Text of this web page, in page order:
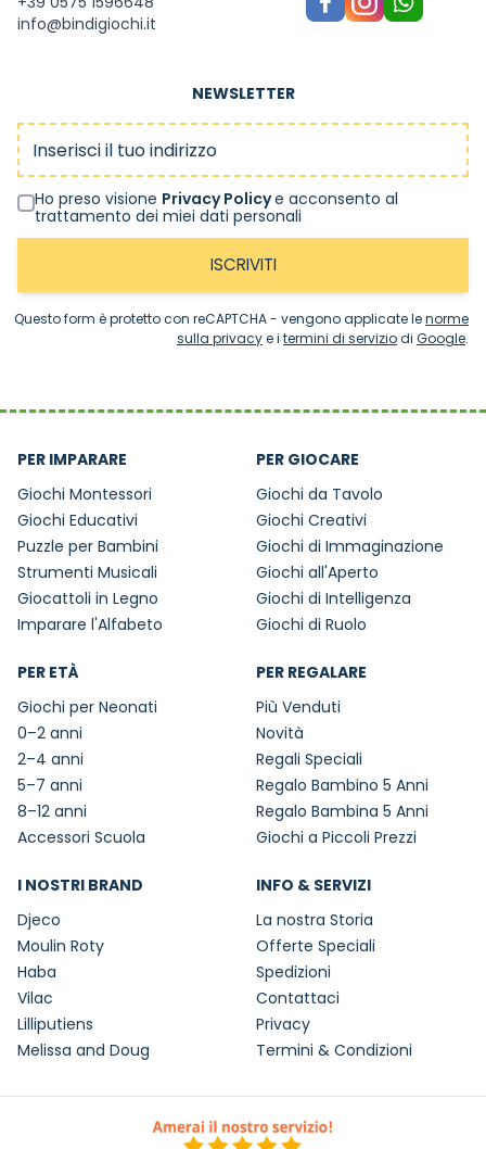
info@bindigiochi.it
NEWSLETTER
Indirizzo email
Ho preso visione Privacy Policye acconsento al
trattamento dei miei dati personali
ISCRIVITI
Questo form è protetto con reCAPTCHA - vengono applicate lenorme
sulla privacye i termini di serviziodi Google.
PER IMPARARE
Giochi Montessori
Giochi Educativi
Puzzle per Bambini
Strumenti Musicali
Giocattoli in Legno
Imparare l'Alfabeto
PER GIOCARE
Giochi da Tavolo
Giochi Creativi
Giochi di Immaginazione
Giochi all'Aperto
Giochi di Intelligenza
Giochi di Ruolo
PER ETÀ
Giochi per Neonati
0–2 anni
2–4 anni
5–7 anni
8–12 anni
Accessori Scuola
PER REGALARE
Più Venduti
Novità
Regali Speciali
Regalo Bambino 5 Anni
Regalo Bambina 5 Anni
Giochi a Piccoli Prezzi
I NOSTRI BRAND
Djeco
Moulin Roty
Haba
Vilac
Lilliputiens
Melissa and Doug
INFO & SERVIZI
La nostra Storia
Offerte Speciali
Spedizioni
Contattaci
Privacy
Termini & Condizioni